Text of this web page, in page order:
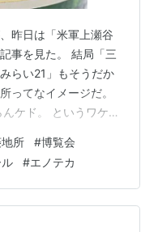
昨日は「米軍上瀬谷
事を見た。 結局「三
らい21」もそうだか
ってなイメージだ。
ケド。 というワケ
臭いと異なる。 ま、
パーセントに当たる
敷地がテーマパーク
京ディズニーランド
で、31年の開業を目
所 #博覧会
#エノテカ